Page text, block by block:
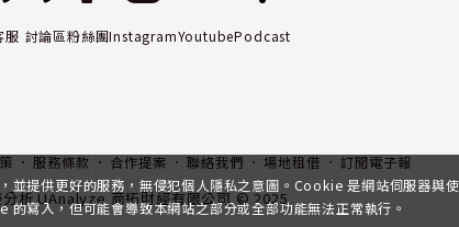
服 討論區粉絲團InstagramYoutubePodcast
服務條款 合作提案 聯絡我們 場地租借 訂閱電子報
分析 UAnalyze 商拓財經有限公司 © 2025
提供更好的服務，無侵犯個人隱私之意圖。Cookie 是網站伺服器與
寫入，但可能會導致本網站之部分或全部功能無法正常執行。